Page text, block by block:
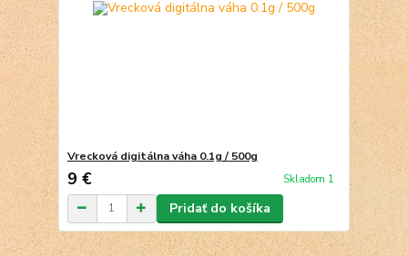
Vrecková digitálna váha 0.1g / 500g
9 € Skladom 1
Pridať do košíka